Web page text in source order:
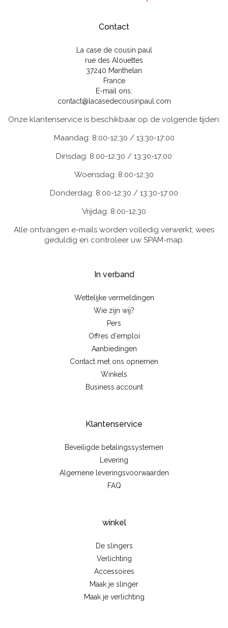
Contact
La case de cousin paul
rue des Alouettes
37240 Manthelan
France
E-mail ons:
contact@lacasedecousinpaul.com
Onze klantenservice is beschikbaar op de volgende tijden:
Maandag: 8:00-12:30 / 13:30-17:00
Dinsdag: 8:00-12:30 / 13:30-17:00
Woensdag: 8:00-12:30
Donderdag: 8:00-12:30 / 13:30-17:00
Vrijdag: 8:00-12:30
Alle ontvangen e-mails worden volledig verwerkt; wees
geduldig en controleer uw SPAM-map.
In verband
Wettelijke vermeldingen
Wie zijn wij?
Pers
Offres d'emploi
Aanbiedingen
Contact met ons opnemen
Winkels
Business account
Klantenservice
Beveiligde betalingssystemen
Levering
Algemene leveringsvoorwaarden
FAQ
winkel
De slingers
Verlichting
Accessoires
Maak je slinger
Maak je verlichting